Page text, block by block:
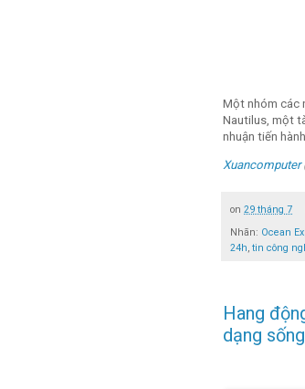
Một nhóm các
Nautilus, một
nhuận tiến
Xuancomputer
on 29 tháng 7
Nhãn: Ocean
24h tin công
Hang
dạng